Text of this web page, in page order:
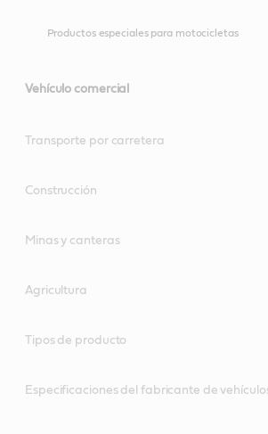
Productos especiales para motocicletas
Vehículo comercial
Transporte por carretera
Construcción
Minas y canteras
Agricultura
Tipos de producto
Especificaciones del fabricante de